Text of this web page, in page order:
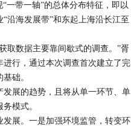
一带一轴”的总体分布特征，即以
沿海发展带”和东起上海沿长江至
数据主要靠间歇式的调查。”胥
行，通过本次调查首次建立了完
基础。
展的趋势，且将从单一环节、单
务模式。
展。一是加强环境监管，转变环